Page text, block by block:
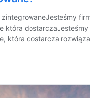
zintegrowaneJesteśmy
która dostarczaJesteśmy
która dostarcza